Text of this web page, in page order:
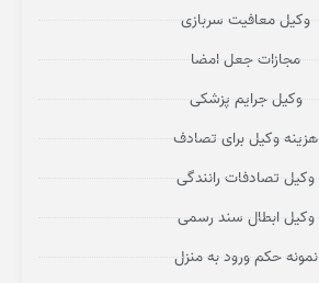
وکیل معافیت سربازی
مجازات جعل امضا
وکیل جرایم پزشکی
هزینه وکیل برای تصادف
وکیل تصادفات رانندگی
وکیل ابطال سند رسمی
نمونه حکم ورود به منزل